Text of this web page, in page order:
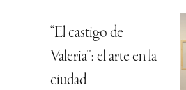
“El castigo de
Valeria”: el arte en la
ciudad